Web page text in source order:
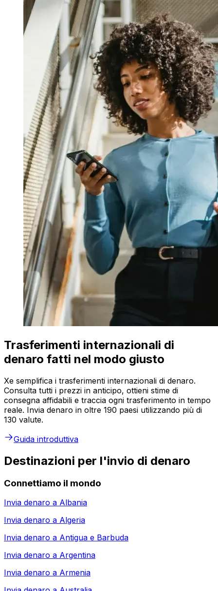
Trasferimenti internazionali di
denaro fatti nel modo giusto
Xe semplifica i trasferimenti internazionali di denaro.
Consulta tutti i prezzi in anticipo, ottieni stime di
consegna affidabili e traccia ogni trasferimento in tempo
reale. Invia denaro in oltre 190 paesi utilizzando più di
130 valute.
Guida introduttiva
Destinazioni per l'invio di denaro
Connettiamo il mondo
Invia denaro a Albania
Invia denaro a Algeria
Invia denaro a Antigua e Barbuda
Invia denaro a Argentina
Invia denaro a Armenia